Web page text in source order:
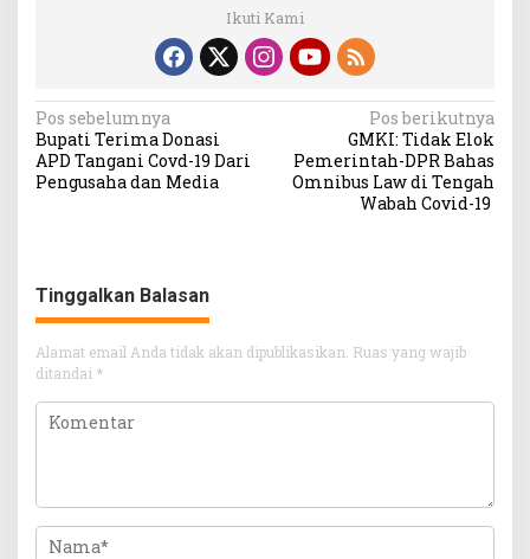
Ikuti Kami
Navigasi
pos
Pos sebelumnya
Bupati Terima Donasi
APD Tangani Covd-19 Dari
Pengusaha dan Media
Pos berikutnya
GMKI: Tidak Elok
Pemerintah-DPR Bahas
Omnibus Law di Tengah
Wabah Covid-19
Tinggalkan Balasan
Alamat email Anda tidak akan dipublikasikan. Ruas yang wajib
ditandai *